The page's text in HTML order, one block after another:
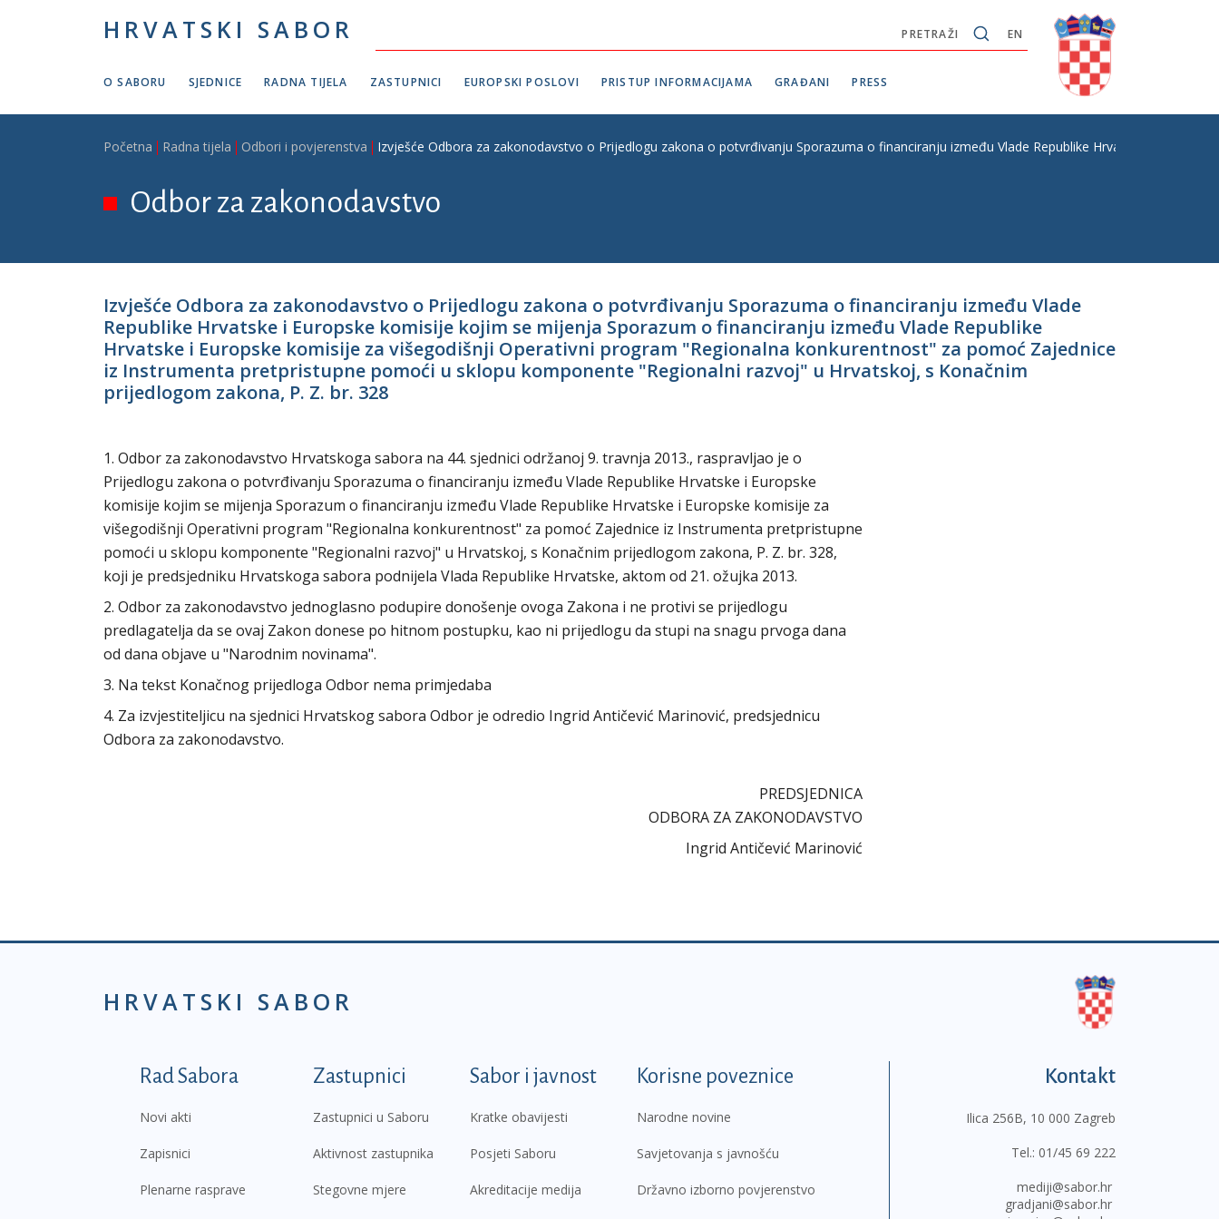
HRVATSKI SABOR EN
PRETRAŽI
O SABORU SJEDNICE RADNA TIJELA ZASTUPNICI EUROPSKI POSLOVI PRISTUP INFORMACIJAMA GRAĐANI PRESS
Breadcrumb
Početna Radna tijela Odbori i povjerenstva Izvješće Odbora za zakonodavstvo o Prijedlogu zakona o potvrđivanju Sporazuma o financiranju između Vlade Republike Hrvatske i
Odbor za zakonodavstvo
Izvješće Odbora za zakonodavstvo o Prijedlogu zakona o potvrđivanju Sporazuma o financiranju između Vlade
Republike Hrvatske i Europske komisije kojim se mijenja Sporazum o financiranju između Vlade Republike
Hrvatske i Europske komisije za višegodišnji Operativni program "Regionalna konkurentnost" za pomoć Zajednice
iz Instrumenta pretpristupne pomoći u sklopu komponente "Regionalni razvoj" u Hrvatskoj, s Konačnim
prijedlogom zakona, P. Z. br. 328
1. Odbor za zakonodavstvo Hrvatskoga sabora na 44. sjednici održanoj 9. travnja 2013., raspravljao je o
Prijedlogu zakona o potvrđivanju Sporazuma o financiranju između Vlade Republike Hrvatske i Europske
komisije kojim se mijenja Sporazum o financiranju između Vlade Republike Hrvatske i Europske komisije za
višegodišnji Operativni program "Regionalna konkurentnost" za pomoć Zajednice iz Instrumenta pretpristupne
pomoći u sklopu komponente "Regionalni razvoj" u Hrvatskoj, s Konačnim prijedlogom zakona, P. Z. br. 328,
koji je predsjedniku Hrvatskoga sabora podnijela Vlada Republike Hrvatske, aktom od 21. ožujka 2013.
2. Odbor za zakonodavstvo jednoglasno podupire donošenje ovoga Zakona i ne protivi se prijedlogu
predlagatelja da se ovaj Zakon donese po hitnom postupku, kao ni prijedlogu da stupi na snagu prvoga dana
od dana objave u "Narodnim novinama".
3. Na tekst Konačnog prijedloga Odbor nema primjedaba
4. Za izvjestiteljicu na sjednici Hrvatskog sabora Odbor je odredio Ingrid Antičević Marinović, predsjednicu
Odbora za zakonodavstvo.
PREDSJEDNICA
ODBORA ZA ZAKONODAVSTVO
Ingrid Antičević Marinović
HRVATSKI SABOR
Podnožje prvi izbornik
Rad Sabora
Novi akti
Zapisnici
Plenarne rasprave
Zastupnici
Zastupnici u Saboru
Aktivnost zastupnika
Stegovne mjere
Sabor i javnost
Kratke obavijesti
Posjeti Saboru
Akreditacije medija
Korisne poveznice
Narodne novine
Savjetovanja s javnošću
Državno izborno povjerenstvo
Kontakt
Ilica 256B, 10 000 Zagreb
Tel.: 01/45 69 222
mediji@sabor.hr
gradjani@sabor.hr